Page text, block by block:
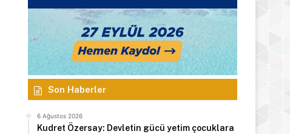
Son Haberler
6 Ağustos 2026
Kudret Özersay: Devletin gücü yetim çocuklara